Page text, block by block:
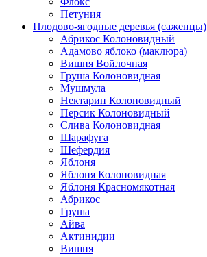
Петуния
Плодово-ягодные деревья (саженцы)
Абрикос Колоновидный
Адамово яблоко (маклюра)
Вишня Войлочная
Груша Колоновидная
Мушмула
Нектарин Колоновидный
Персик Колоновидный
Слива Колоновидная
Шарафуга
Шефердия
Яблоня
Яблоня Колоновидная
Яблоня Красномякотная
Абрикос
Груша
Айва
Актинидии
Вишня